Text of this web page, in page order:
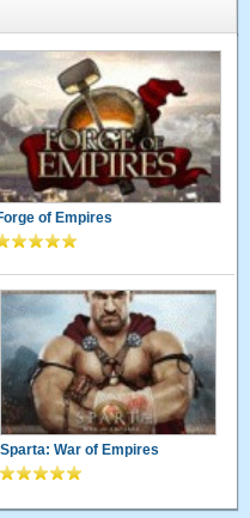
of Empires
Sparta: War of Empires